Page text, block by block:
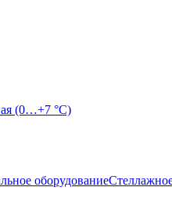
(0…+7 °С)
оборудование